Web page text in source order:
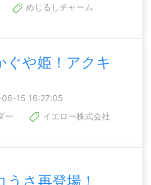
めじるしチャーム
ぐや姫！アクキ
15 16:27:05
ー
イエロー株式会社
うさ再登場！